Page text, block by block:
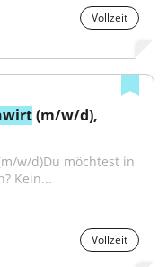
Vollzeit
w/d)Du möchtest in
Kein...
Vollzeit